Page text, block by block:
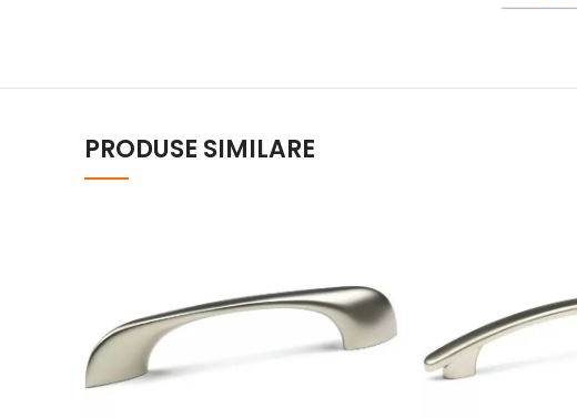
PRODUSE SIMILARE